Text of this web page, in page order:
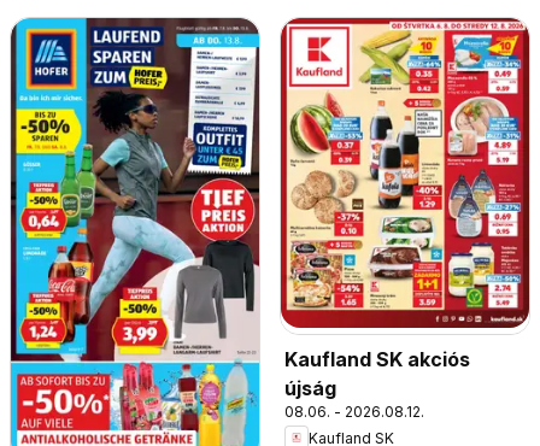
Kaufland SK akciós
újság
08.06. - 2026.08.12.
Kaufland SK